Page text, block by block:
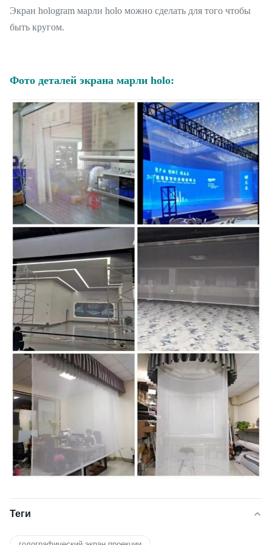
Экран hologram марли holo можно сделать для того чтобы
быть кругом.
Фото деталей экрана марли holo:
Теги